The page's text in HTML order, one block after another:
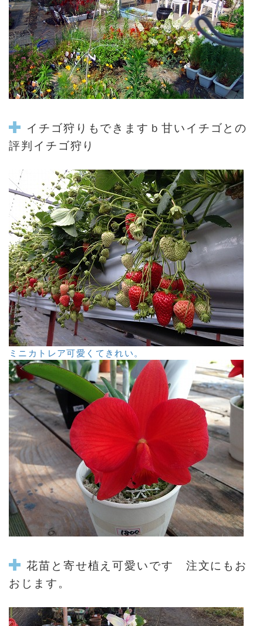
イチゴ狩り もできますｂ 甘いイチゴとの
評判 イチゴ狩り
ミニカトレア可愛くてきれい。
花苗と寄せ植え可愛いです 注文にもお
おじます。